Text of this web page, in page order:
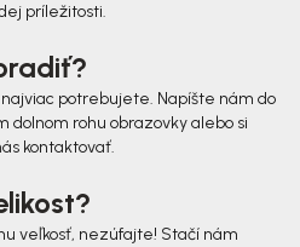
príležitosti.
potrebujete. Napíšte nám do
dolnom rohu obrazovky alebo si
kontaktovať.
veľkosť, nezúfajte! Stačí nám